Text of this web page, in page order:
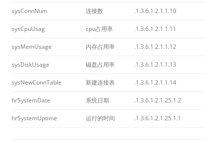
sysConnNum 连接数 .1.3.6.1.2.1.1.10
sysCpuUsag cpu占用率 .1.3.6.1.2.1.1.11
sysMemUsage 内存占用率 .1.3.6.1.2.1.1.12
sysDiskUsage 磁盘占用率 .1.3.6.1.2.1.1.13
sysNewConnTable 新建连接表 .1.3.6.1.2.1.1.14
hrSystemDate 系统日期 .1.3.6.1.2.1.25.1.2
hrSystemUptime 运行的时间 .1.3.6.1.2.1.25.1.1